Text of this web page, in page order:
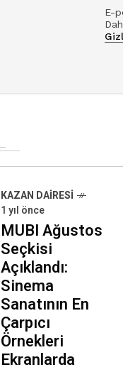
E-
KAZAN DAIRESI
1 yıl önce
MUBI Ağustos
Seçkisi
Açıklandı:
Sinema
Sanatının En
Çarpıcı
Örnekleri
Ekranlarda